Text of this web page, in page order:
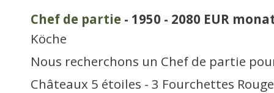
Chef de partie - 1950 - 2080 EUR
Köche
Nous recherchons un Chef de partie
Châteaux 5 étoiles - 3 Fourchettes